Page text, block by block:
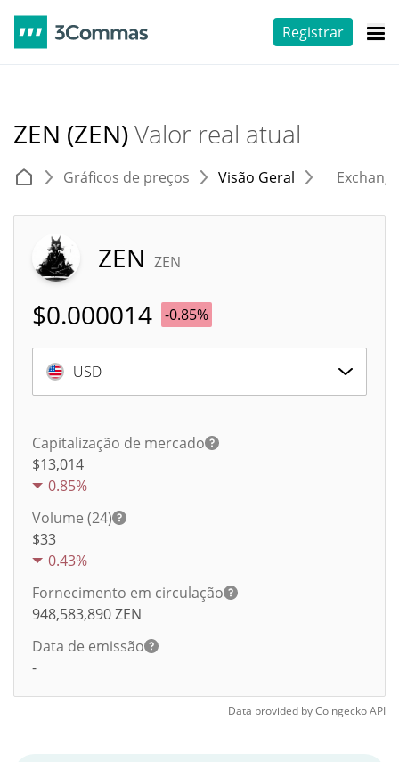
Registrar
ZEN (ZEN)Valor real atual
Gráficos de preços Visão Geral
ZEN ZEN
$0.000014 -0.85%
USD
Capitalização de mercado
$13,014
0.85%
Volume (24)
$33
0.43%
Fornecimento em circulação
948,583,890ZEN
Data de emissão
-
Data provided byCoingeckoAPI